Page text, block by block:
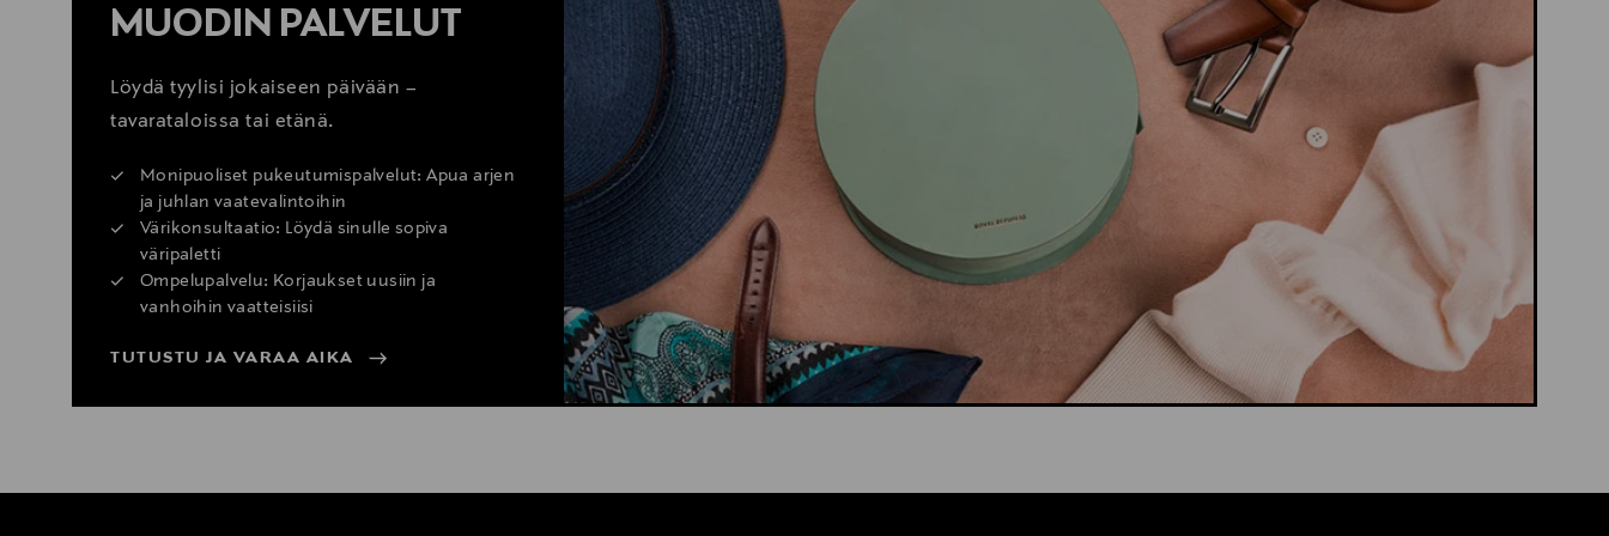
MUODIN PALVELUT
Löydä tyylisi jokaiseen päivään –
tavarataloissa tai etänä.
Monipuoliset pukeutumispalvelut: Apua arjen
ja juhlan vaatevalintoihin
Värikonsultaatio: Löydä sinulle sopiva
väripaletti
Ompelupalvelu: Korjaukset uusiin ja
vanhoihin vaatteisiisi
TUTUSTU JA VARAA AIKA